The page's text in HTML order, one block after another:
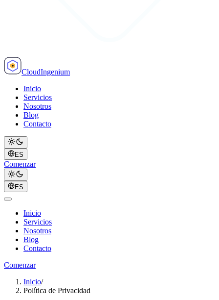
CloudIngenium
Inicio
Servicios
Nosotros
Blog
Contacto
ES
Comenzar
ES
Inicio
Servicios
Nosotros
Blog
Contacto
Comenzar
Inicio/
Política de Privacidad